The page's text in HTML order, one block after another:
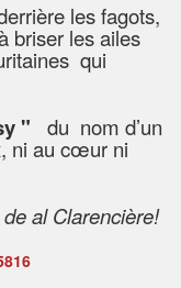
les fagots,
briser les ailes
qui
" du nom d’un
ni au cœur ni
al Clarencière!